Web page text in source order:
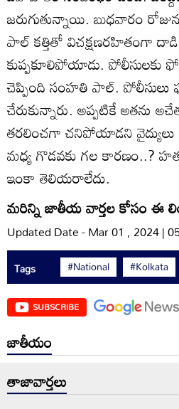
జరుగుతున్నాయి. బుధవారం
పాల్ కత్తితో విచక్షణరహితంగా
కుప్పకూలిపోయాడు.
చెప్పింది సంహతి పాల్. పోలీసులు
చేరుకున్నారు. అప్పటికే అతను
తరలించగా చనిపోయాడని వైద్యులు
మధ్య గొడవకు గల కారణం..?
ఇంకా తెలియరాలేదు.
మరిన్ని జాతీయ వార్తల కోసం ఈ
Updated Date - Mar 01 , 2024 |
Tags #National #Kolkata
SUBSCRIBE
జాతీయం
తాజావార్తలు